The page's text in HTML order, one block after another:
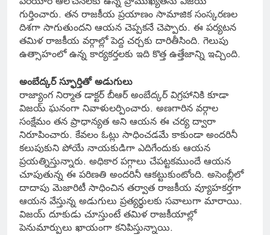
గుర్తించారు. తన రాజకీయ ప్రయాణం సామాజిక సంస్కరణల
దిశగా సాగుతుందని ఆయన చెప్పకనే చెప్పారు. ఈ పర్యటన
తమిళ రాజకీయ వర్గాల్లో పెద్ద చర్చకు దారితీసింది. గెలుపు
ఉత్సాహంలో ఉన్న కార్యకర్తలకు ఇది కొత్త ఉత్తేజాన్ని ఇచ్చింది.
అంబేద్కర్ స్ఫూర్తితో అడుగులు
రాజ్యాంగ నిర్మాత డాక్టర్ బీఆర్ అంబేద్కర్ విగ్రహానికి కూడా
విజయ్ ఘనంగా నివాళులర్పించారు. అణగారిన వర్గాల
సంక్షేమం తన ప్రాధాన్యత అని ఆయన ఈ చర్య ద్వారా
నిరూపించారు. కేవలం ఓట్లు సాధించడమే కాకుండా అందరినీ
కలుపుకుని పోయే నాయకుడిగా ఎదిగేందుకు ఆయన
ప్రయత్నిస్తున్నారు. అధికార పగ్గాలు చేపట్టకముందే ఆయన
చూపుతున్న ఈ పరిణతి అందరినీ ఆకట్టుకుంటోంది. అసెంబ్లీలో
దాదాపు మెజారిటీ సాధించిన తర్వాత రాజకీయ వ్యూహకర్తగా
ఆయన వేస్తున్న అడుగులు ప్రత్యర్థులకు సవాలుగా మారాయి.
విజయ్ దూకుడు చూస్తుంటే తమిళ రాజకీయాల్లో
పెనుమార్పులు ఖాయంగా కనిపిస్తున్నాయి.